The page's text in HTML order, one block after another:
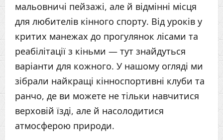
мальовничі пейзажі, але й відмінні місця
для любителів кінного спорту. Від уроків у
критих манежах до прогулянок лісами та
реабілітації з кіньми — тут знайдуться
варіанти для кожного. У нашому огляді ми
зібрали найкращі кінноспортивні клуби та
ранчо, де ви можете не тільки навчитися
верховій їзді, але й насолодитися
атмосферою природи.